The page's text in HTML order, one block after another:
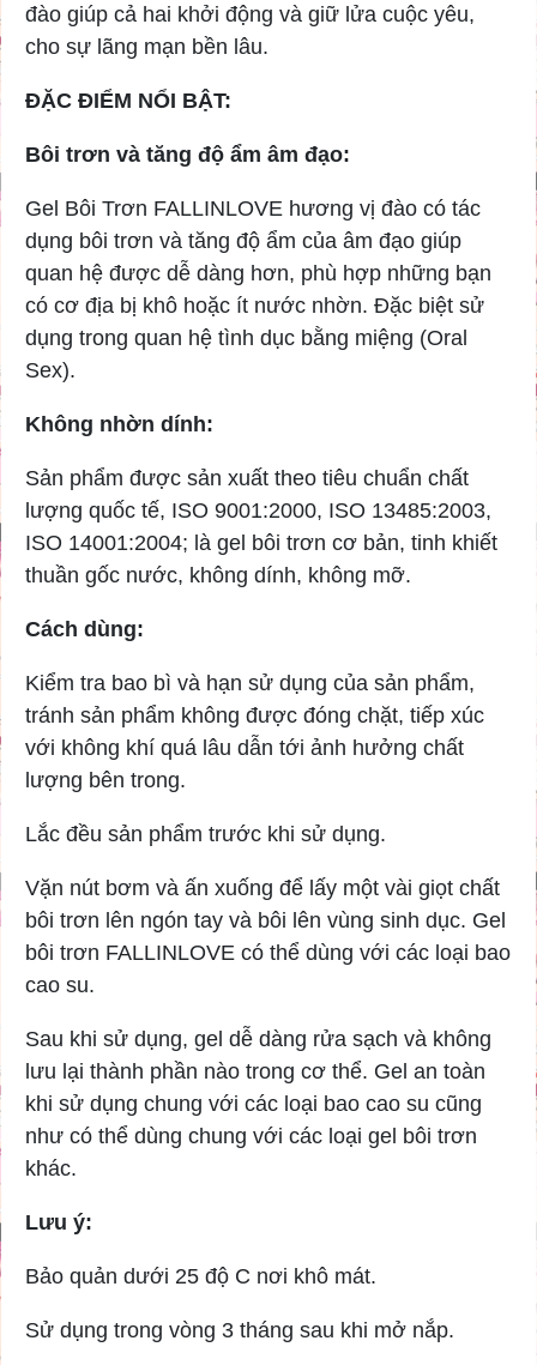
đào giúp cả hai khởi động và giữ lửa cuộc yêu,
cho sự lãng mạn bền lâu.
ĐẶC ĐIỂM NỔI BẬT:
Bôi trơn và tăng độ ẩm âm đạo:
Gel Bôi Trơn FALLINLOVE hương vị đào có tác
dụng bôi trơn và tăng độ ẩm của âm đạo giúp
quan hệ được dễ dàng hơn, phù hợp những bạn
có cơ địa bị khô hoặc ít nước nhờn. Đặc biệt sử
dụng trong quan hệ tình dục bằng miệng (Oral
Sex).
Không nhờn dính:
Sản phẩm được sản xuất theo tiêu chuẩn chất
lượng quốc tế, ISO 9001:2000, ISO 13485:2003,
ISO 14001:2004; là gel bôi trơn cơ bản, tinh khiết
thuần gốc nước, không dính, không mỡ.
Cách dùng:
Kiểm tra bao bì và hạn sử dụng của sản phẩm,
tránh sản phẩm không được đóng chặt, tiếp xúc
với không khí quá lâu dẫn tới ảnh hưởng chất
lượng bên trong.
Lắc đều sản phẩm trước khi sử dụng.
Vặn nút bơm và ấn xuống để lấy một vài giọt chất
bôi trơn lên ngón tay và bôi lên vùng sinh dục. Gel
bôi trơn FALLINLOVE có thể dùng với các loại bao
cao su.
Sau khi sử dụng, gel dễ dàng rửa sạch và không
lưu lại thành phần nào trong cơ thể. Gel an toàn
khi sử dụng chung với các loại bao cao su cũng
như có thể dùng chung với các loại gel bôi trơn
khác.
Lưu ý:
Bảo quản dưới 25 độ C nơi khô mát.
Sử dụng trong vòng 3 tháng sau khi mở nắp.